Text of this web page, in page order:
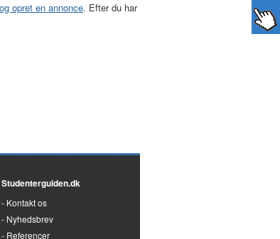
opret en annonce. Efter du har
Studenterguiden.dk
Kontakt os
Nyhedsbrev
Referencer